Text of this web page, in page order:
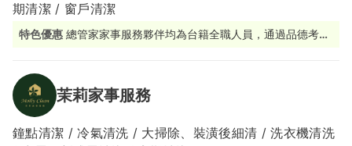
期清潔 / 窗戶清潔
特色優惠 總管家家事服務夥伴均為台籍全職人員，通過品德考核
茉莉家事服務
鐘點清潔 / 冷氣清洗 / 大掃除、裝潢後細清 / 洗衣機清洗